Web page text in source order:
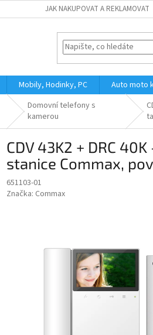
JAK NAKUPOVAT A REKLAMOVAT
Mobily, Hodinky, PC Auto moto
Domovní telefony s
kamerou
CDV 43K2 + DRC
stanice Commax,
651103-01
Značka: Commax